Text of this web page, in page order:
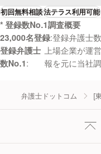
初回無料相談法テラス利用可能
* 登録数No.1調査概要
23,000名登録 登録弁護士
登録弁護士
数No.1
上場企業が運
報を元に当社
弁護士ドットコム [